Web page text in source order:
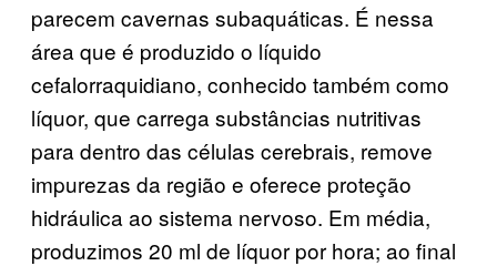
parecem cavernas subaquáticas. É nessa
área que é produzido o líquido
cefalorraquidiano, conhecido também como
líquor, que carrega substâncias nutritivas
para dentro das células cerebrais, remove
impurezas da região e oferece proteção
hidráulica ao sistema nervoso. Em média,
produzimos 20 ml de líquor por hora; ao final